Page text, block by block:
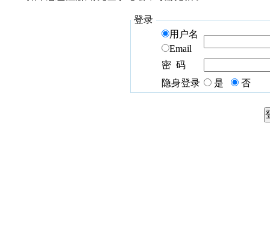
登录
用户名
Email
密 码
隐身登录
是 否